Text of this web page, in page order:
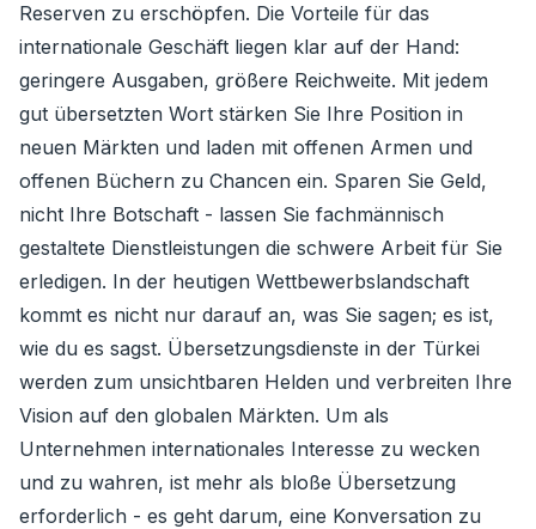
Reserven zu erschöpfen. Die Vorteile für das
internationale Geschäft liegen klar auf der Hand:
geringere Ausgaben, größere Reichweite. Mit jedem
gut übersetzten Wort stärken Sie Ihre Position in
neuen Märkten und laden mit offenen Armen und
offenen Büchern zu Chancen ein. Sparen Sie Geld,
nicht Ihre Botschaft - lassen Sie fachmännisch
gestaltete Dienstleistungen die schwere Arbeit für Sie
erledigen. In der heutigen Wettbewerbslandschaft
kommt es nicht nur darauf an, was Sie sagen; es ist,
wie du es sagst. Übersetzungsdienste in der Türkei
werden zum unsichtbaren Helden und verbreiten Ihre
Vision auf den globalen Märkten. Um als
Unternehmen internationales Interesse zu wecken
und zu wahren, ist mehr als bloße Übersetzung
erforderlich - es geht darum, eine Konversation zu